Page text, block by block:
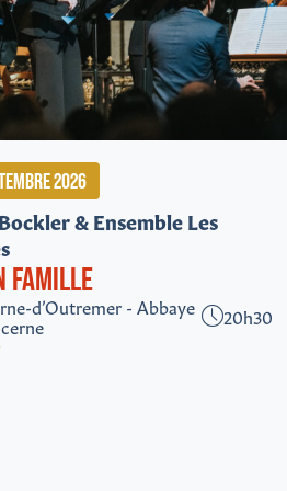
2026
& Ensemble Les
FAMILLE
d’Outremer - Abbaye 20h30